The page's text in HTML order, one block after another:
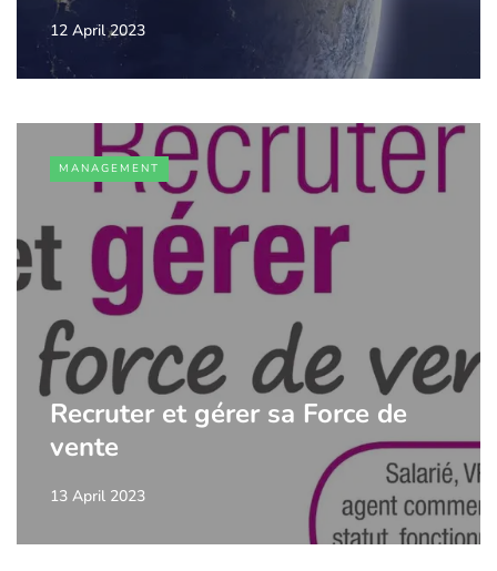
12 April 2023
MANAGEMENT
Recruter et gérer sa Force de
vente
13 April 2023